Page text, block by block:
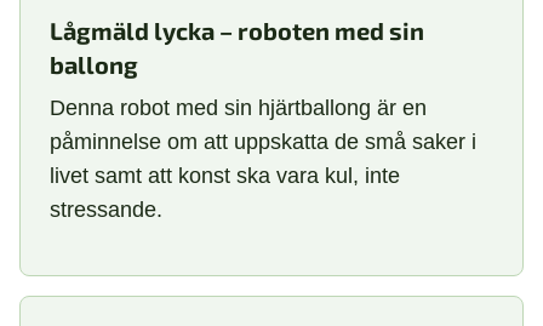
Lågmäld lycka – roboten med sin
ballong
Denna robot med sin hjärtballong är en
påminnelse om att uppskatta de små saker i
livet samt att konst ska vara kul, inte
stressande.